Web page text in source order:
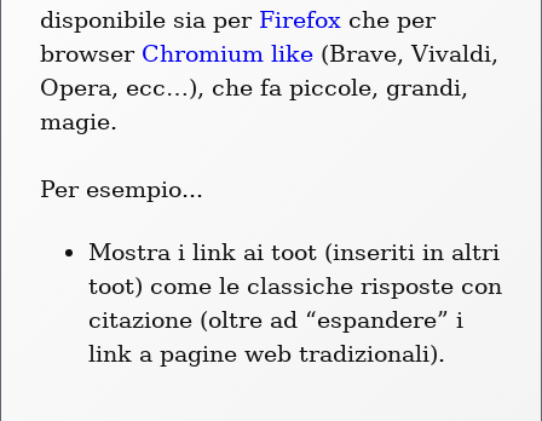
disponibile sia per Firefox che per
browser Chromium like (Brave, Vivaldi,
Opera, ecc…), che fa piccole, grandi,
magie.
Per esempio...
Mostra i link ai toot (inseriti in altri
toot) come le classiche risposte con
citazione (oltre ad “espandere” i
link a pagine web tradizionali).